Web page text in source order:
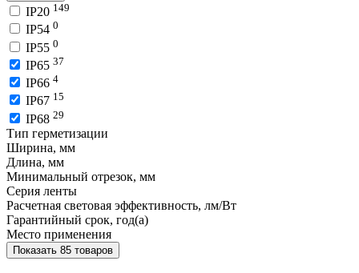
IP20 149
IP54 0
IP55 0
IP65 37
IP66 4
IP67 15
IP68 29
Тип герметизации
Ширина, мм
Длина, мм
Минимальный отрезок, мм
Серия ленты
Расчетная световая эффективность, лм/Вт
Гарантийный срок, год(а)
Место применения
Показать 85 товаров